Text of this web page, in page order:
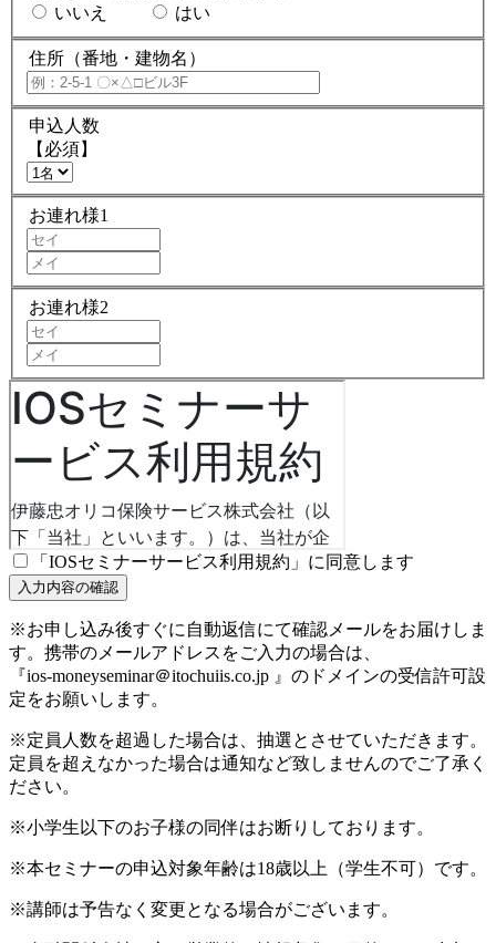
いいえ
はい
住所（番地・建物名）
申込人数
【必須】
お連れ様1
お連れ様2
「IOSセミナーサービス利用規約」に同意します
※お申し込み後すぐに自動返信にて確認メールをお届けしま
す。携帯のメールアドレスをご入力の場合は、
『ios-moneyseminar＠itochuiis.co.jp 』のドメインの受信許可設
定をお願いします。
※定員人数を超過した場合は、抽選とさせていただきます。
定員を超えなかった場合は通知など致しませんのでご了承く
ださい。
※小学生以下のお子様の同伴はお断りしております。
※本セミナーの申込対象年齢は18歳以上（学生不可）です。
※講師は予告なく変更となる場合がございます。